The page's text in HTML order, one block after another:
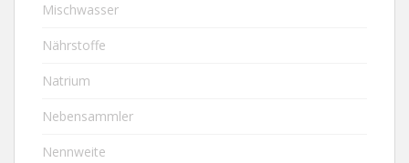
Mischwasser
Nährstoffe
Natrium
Nebensammler
Nennweite